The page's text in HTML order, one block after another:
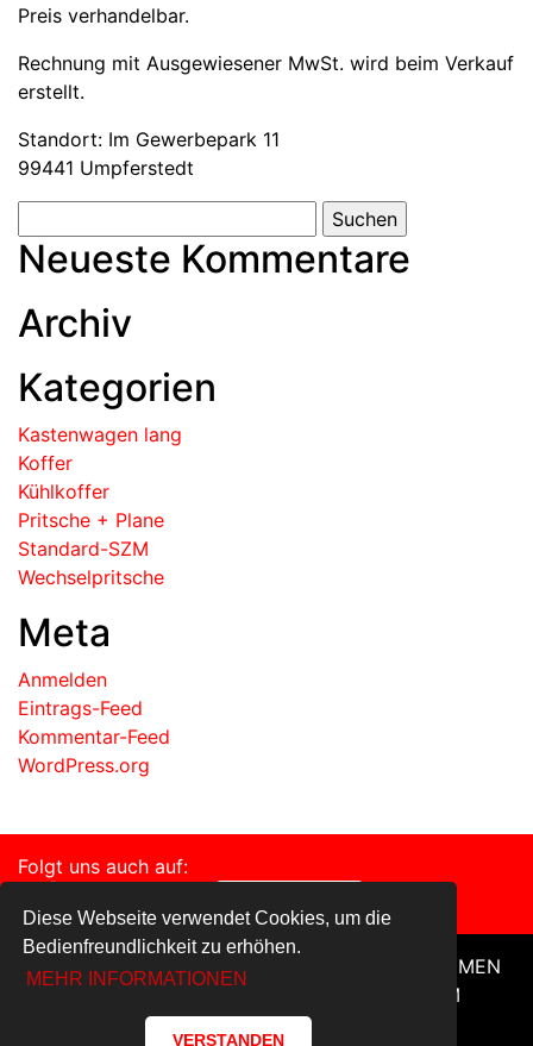
Diese Webseite verwendet Cookies, um die
Bedienfreundlichkeit zu erhöhen.
MEHR INFORMATIONEN
VERSTANDEN
Preis verhandelbar.
Rechnung mit Ausgewiesener MwSt. wird beim Verkauf
erstellt.
Standort: Im Gewerbepark 11
99441 Umpferstedt
Neueste Kommentare
Archiv
Kategorien
Kastenwagen lang
Koffer
Kühlkoffer
Pritsche + Plane
Standard-SZM
Wechselpritsche
Meta
Anmelden
Eintrags-Feed
Kommentar-Feed
WordPress.org
Folgt uns auch auf:
HOME FAHRZEUGE
UNTERNEHMEN
IMPRESSUM